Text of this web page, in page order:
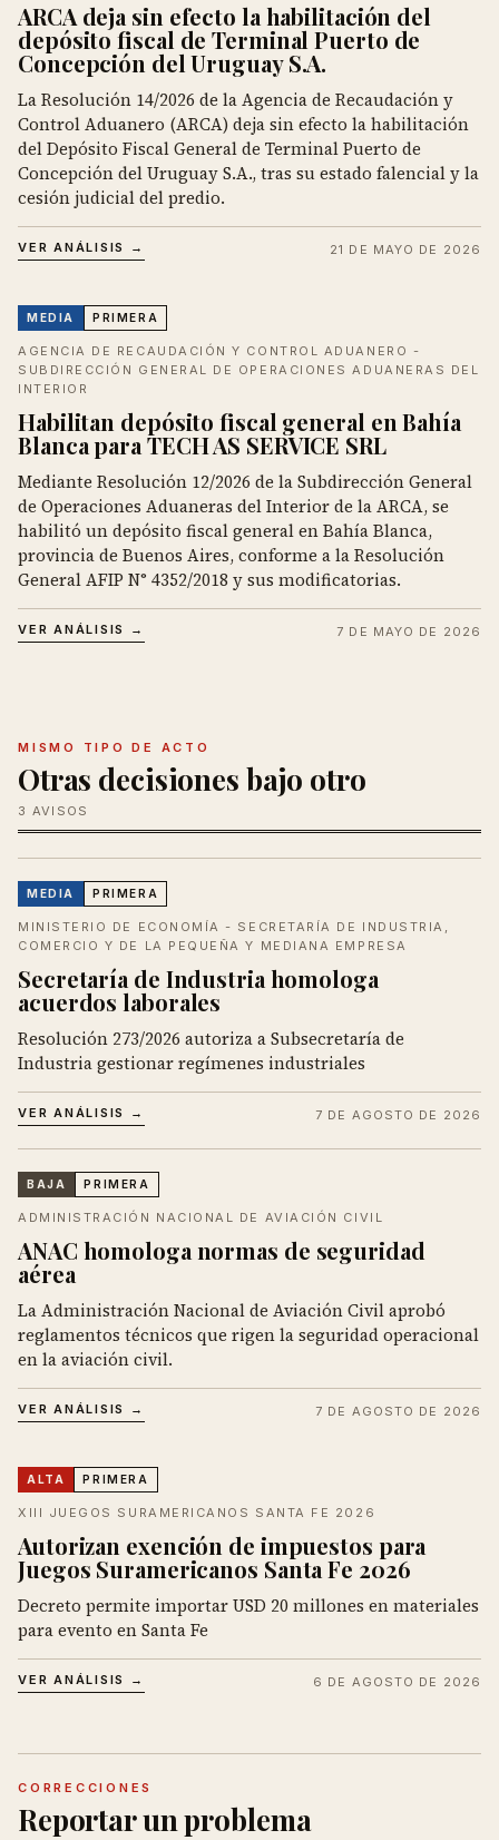
ARCA deja sin efecto la habilitación del
depósito fiscal de Terminal Puerto de
Concepción del Uruguay S.A.
La Resolución 14/2026 de la Agencia de Recaudación y
Control Aduanero (ARCA) deja sin efecto la habilitación
del Depósito Fiscal General de Terminal Puerto de
Concepción del Uruguay S.A., tras su estado falencial y la
cesión judicial del predio.
VER ANÁLISIS → 21 DE MAYO DE 2026
MEDIA PRIMERA
AGENCIA DE RECAUDACIÓN Y CONTROL ADUANERO -
SUBDIRECCIÓN GENERAL DE OPERACIONES ADUANERAS DEL
INTERIOR
Habilitan depósito fiscal general en Bahía
Blanca para TECH AS SERVICE SRL
Mediante Resolución 12/2026 de la Subdirección General
de Operaciones Aduaneras del Interior de la ARCA, se
habilitó un depósito fiscal general en Bahía Blanca,
provincia de Buenos Aires, conforme a la Resolución
General AFIP N° 4352/2018 y sus modificatorias.
VER ANÁLISIS → 7 DE MAYO DE 2026
MISMO TIPO DE ACTO
Otras decisiones bajo otro
3 AVISOS
MEDIA PRIMERA
MINISTERIO DE ECONOMÍA - SECRETARÍA DE INDUSTRIA,
COMERCIO Y DE LA PEQUEÑA Y MEDIANA EMPRESA
Secretaría de Industria homologa
acuerdos laborales
Resolución 273/2026 autoriza a Subsecretaría de
Industria gestionar regímenes industriales
VER ANÁLISIS → 7 DE AGOSTO DE 2026
BAJA PRIMERA
ADMINISTRACIÓN NACIONAL DE AVIACIÓN CIVIL
ANAC homologa normas de seguridad
aérea
La Administración Nacional de Aviación Civil aprobó
reglamentos técnicos que rigen la seguridad operacional
en la aviación civil.
VER ANÁLISIS → 7 DE AGOSTO DE 2026
ALTA PRIMERA
XIII JUEGOS SURAMERICANOS SANTA FE 2026
Autorizan exención de impuestos para
Juegos Suramericanos Santa Fe 2026
Decreto permite importar USD 20 millones en materiales
para evento en Santa Fe
VER ANÁLISIS → 6 DE AGOSTO DE 2026
CORRECCIONES
Reportar un problema